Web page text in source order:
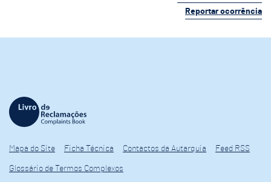
Reportar ocorrência
Mapa do Site Ficha Técnica Contactos da Autarquia Feed RSS
Glossário de Termos Complexos